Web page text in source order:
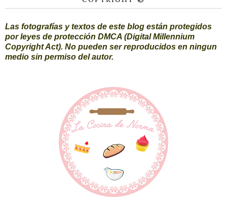
Las fotografías y textos de este blog están protegidos
por leyes de protección DMCA (Digital Millennium
Copyright Act). No pueden ser reproducidos en ningun
medio sin permiso del autor.